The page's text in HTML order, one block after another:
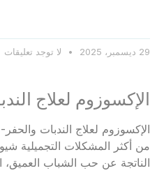
29 ديسمبر، 2025 لا توجد تعليقات
الإكسوزوم لعلاج
الإكسوزوم لعلاج الندبات
من أكثر المشكلات التجميلية
الناتجة عن حب الشباب العميق،